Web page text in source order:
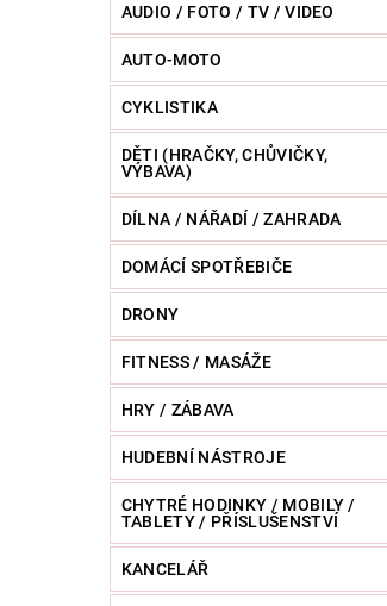
POWERBANKY
ZVÍŘATA / CHOVATELSKÉ POTŘEBY
AUDIO / FOTO / TV / VIDEO
AUTO-MOTO
CYKLISTIKA
DĚTI (HRAČKY, CHŮVIČKY,
VÝBAVA)
DÍLNA / NÁŘADÍ / ZAHRADA
DOMÁCÍ SPOTŘEBIČE
DRONY
FITNESS / MASÁŽE
HRY / ZÁBAVA
HUDEBNÍ NÁSTROJE
CHYTRÉ HODINKY / MOBILY /
TABLETY / PŘÍSLUŠENSTVÍ
KANCELÁŘ